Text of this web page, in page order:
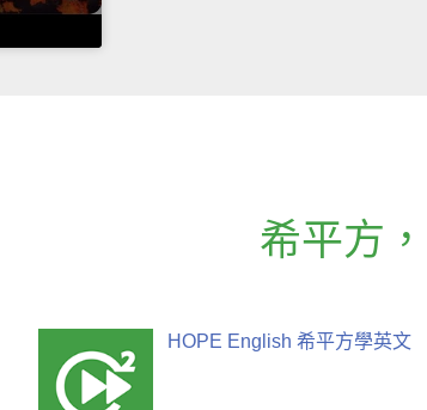
希平方 ，
HOPE English 希平方學英文